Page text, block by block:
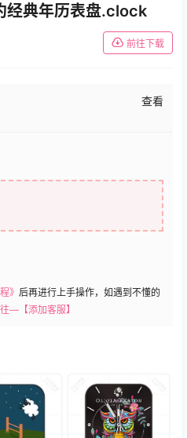
经典年历表盘.clock
前往下载
查看
》 后再进行上手操作，如遇到不懂的
—【添加客服】